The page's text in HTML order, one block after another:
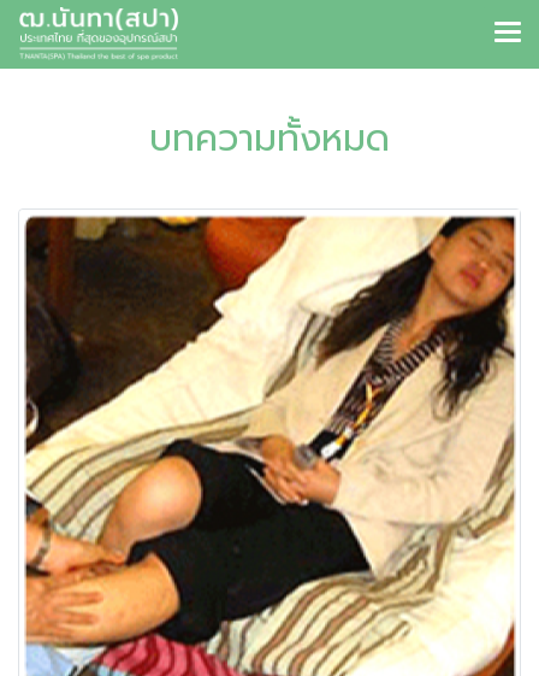
บทความทั้งหมด